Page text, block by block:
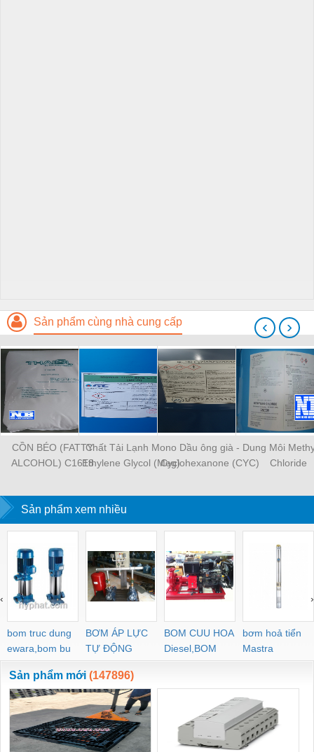
Sản phẩm cùng nhà cung cấp
CỒN BÉO (FATTY
ALCOHOL) C1618
Chất Tải Lạnh Mono
Ethylene Glycol (Meg)
Dầu ông già -
Cyclohexanone (CYC)
Dung Môi
Chloride
‹ ›
Sản phẩm xem nhiều
bom truc dung
ewara,bom bu
ewara
BƠM ÁP LỰC
TỰ ĐỘNG
BOM CUU HOA
Diesel,BOM
CHUA CHAY
bơm hoả tiển
Mastra
‹ ›
Sản phẩm mới (147896)